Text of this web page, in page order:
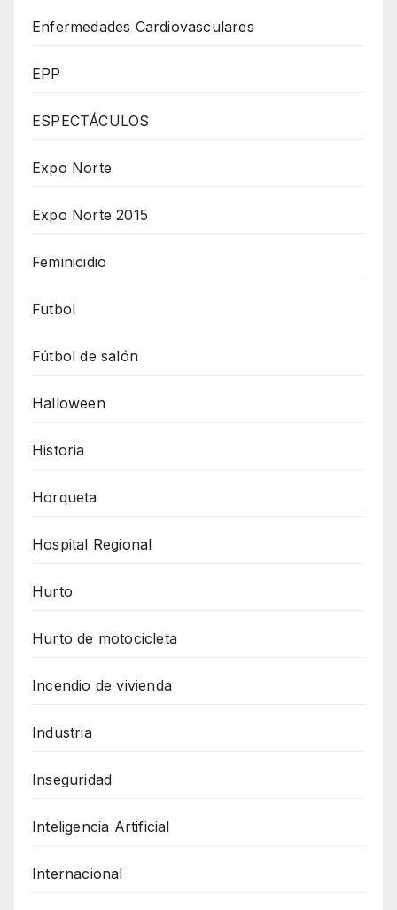
Enfermedades Cardiovasculares
EPP
ESPECTÁCULOS
Expo Norte
Expo Norte 2015
Feminicidio
Futbol
Fútbol de salón
Halloween
Historia
Horqueta
Hospital Regional
Hurto
Hurto de motocicleta
Incendio de vivienda
Industria
Inseguridad
Inteligencia Artificial
Internacional